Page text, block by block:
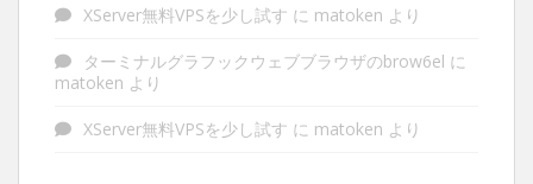
XServer無料VPSを少し試す に matoken より
ターミナルグラフックウェブブラウザのbrow6el に
matoken より
XServer無料VPSを少し試す に matoken より